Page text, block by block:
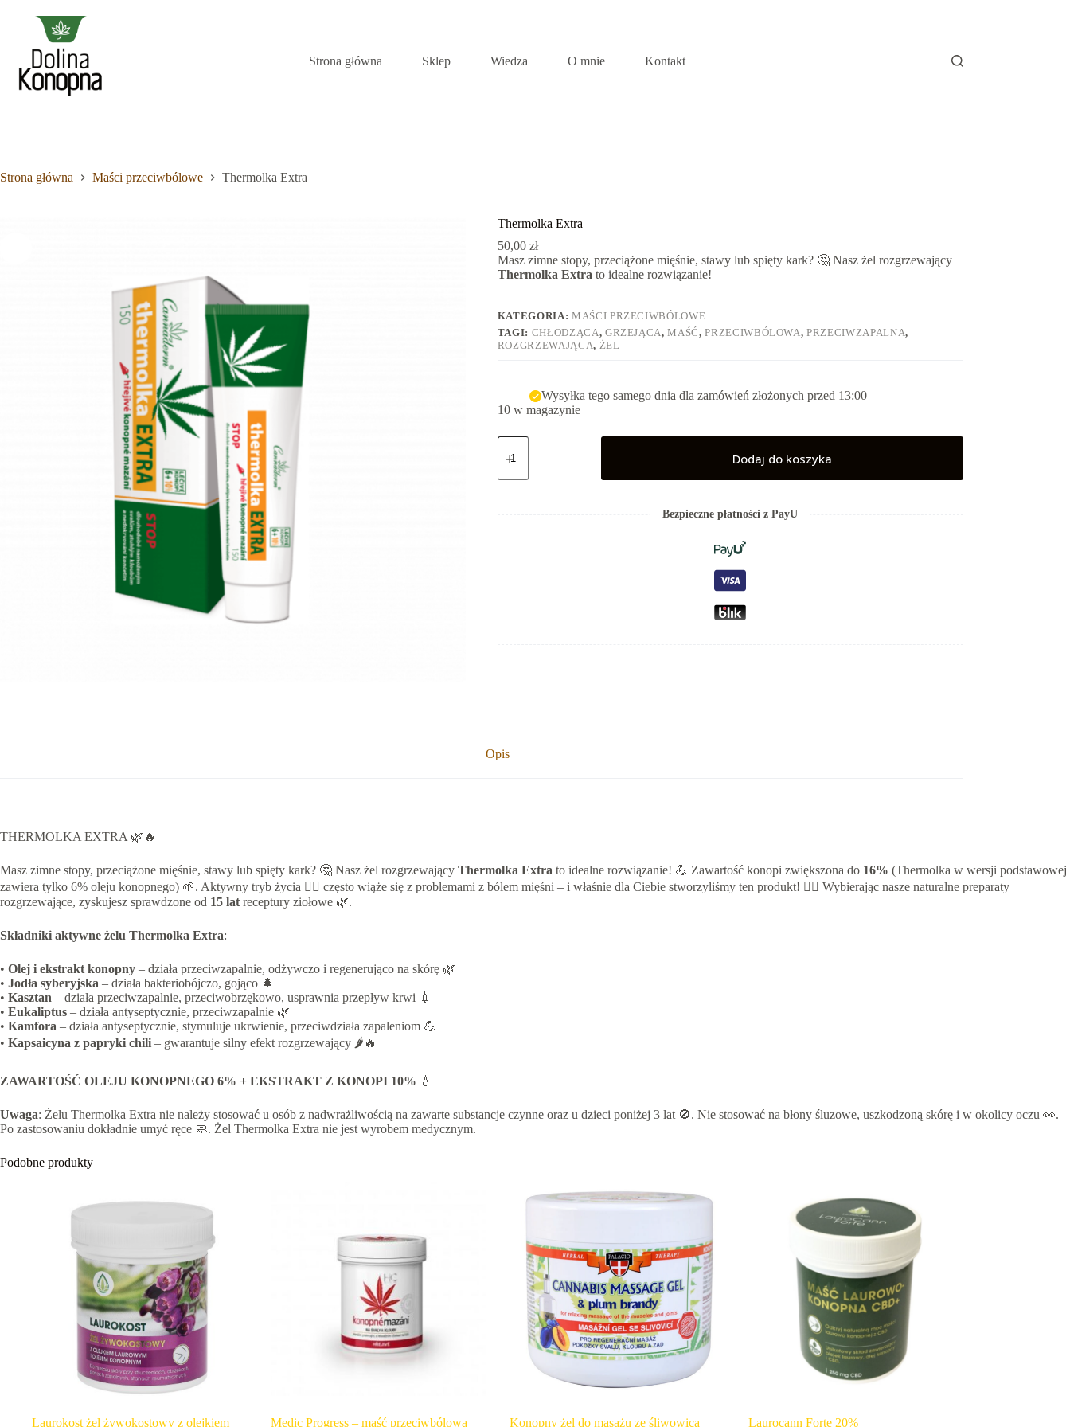
Brak
Strona główna Sklep Wiedza O mnie Kontakt
Strona główna Maści przeciwbólowe Thermolka Extra
Thermolka Extra
50,00 zł
Masz zimne stopy, przeciążone mięśnie, stawy lub spięty kark? 🤔 Nasz żel rozgrzewający
Thermolka Extra to idealne rozwiązanie!
KATEGORIA: MAŚCI PRZECIWBÓLOWE
TAGI: CHŁODZĄCA, GRZEJĄCA,MAŚĆ,PRZECIWBÓLOWA,PRZECIWZAPALNA,
ROZGRZEWAJĄCA, ŻEL
Wysyłka tego samego dnia dla zamówień złożonych przed 13:00
10 w magazynie
ilość
Thermolka
Dodaj do koszyka
Bezpieczne płatności z PayU
Opis
THERMOLKA EXTRA 🌿🔥
Masz zimne stopy, przeciążone mięśnie, stawy lub spięty kark? 🤔 Nasz żel rozgrzewający Thermolka Extra to idealne rozwiązanie! 💪 Zawartość konopi zwiększona do 16% (Thermolka w wersji podstawowej
zawiera tylko 6% oleju konopnego) 🌱. Aktywny tryb życia 🏃‍♂️ często wiąże się z problemami z bólem mięśni – i właśnie dla Ciebie stworzyliśmy ten produkt! 🏋️‍♀️ Wybierając nasze naturalne preparaty
rozgrzewające, zyskujesz sprawdzone od 15 lat receptury ziołowe 🌿.
Składniki aktywne żelu Thermolka Extra:
• Olej i ekstrakt konopny – działa przeciwzapalnie, odżywczo i regenerująco na skórę 🌿
• Jodła syberyjska – działa bakteriobójczo, gojąco 🌲
• Kasztan – działa przeciwzapalnie, przeciwobrzękowo, usprawnia przepływ krwi 💉
• Eukaliptus – działa antyseptycznie, przeciwzapalnie 🌿
• Kamfora – działa antyseptycznie, stymuluje ukrwienie, przeciwdziała zapaleniom 💪
• Kapsaicyna z papryki chili – gwarantuje silny efekt rozgrzewający 🌶️🔥
ZAWARTOŚĆ OLEJU KONOPNEGO 6% + EKSTRAKT Z KONOPI 10% 💧
Uwaga: Żelu Thermolka Extra nie należy stosować u osób z nadwrażliwością na zawarte substancje czynne oraz u dzieci poniżej 3 lat 🚫. Nie stosować na błony śluzowe, uszkodzoną skórę i w okolicy oczu 👀.
Po zastosowaniu dokładnie umyć ręce 🧼. Żel Thermolka Extra nie jest wyrobem medycznym.
Podobne produkty
Laurokost żel żywokostowy z olejkiem Medic Progress – maść przeciwbólowa Konopny żel do masażu ze śliwowicą Laurocann Forte 20%